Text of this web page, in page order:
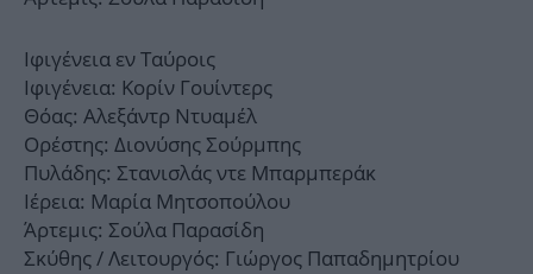
Ιφιγένεια εν Ταύροις
Ιφιγένεια: Κορίν Γουίντερς
Θόας: Αλεξάντρ Ντυαμέλ
Ορέστης: Διονύσης Σούρμπης
Πυλάδης: Στανισλάς ντε Μπαρμπεράκ
Ιέρεια: Μαρία Μητσοπούλου
Άρτεμις: Σούλα Παρασίδη
Σκύθης / Λειτουργός: Γιώργος Παπαδημητρίου